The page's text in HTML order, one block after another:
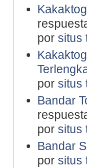
por situs
por situs
Bandar
por situs
Bandar
por situs